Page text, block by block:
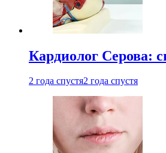
Кардиолог Серова:
2 года спустя2 года спустя